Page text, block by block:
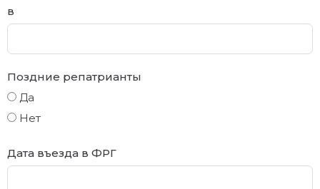
в
Поздние репатрианты
Да
Нет
Дата въезда в ФРГ